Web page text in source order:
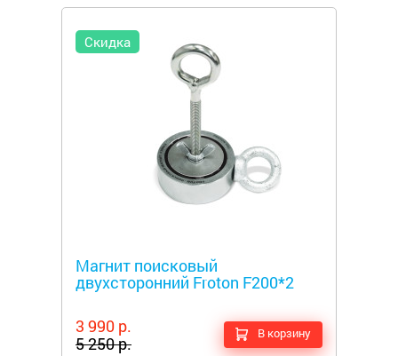
Скидка
Магнит поисковый
двухсторонний Froton F200*2
3 990 р.
5 250 р.
В корзину